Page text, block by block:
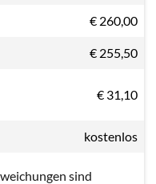
€ 260,00
€ 255,50
€ 31,10
kostenlos
sind